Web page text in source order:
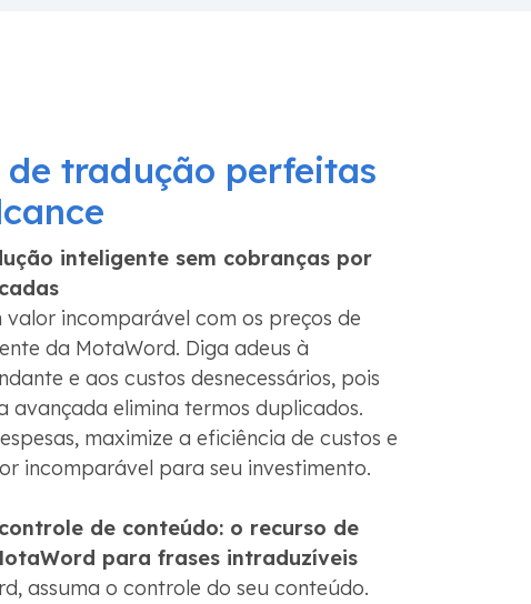
de tradução perfeitas
inteligente sem cobranças por
valor incomparável com os preços de
da MotaWord. Diga adeus à
e aos custos desnecessários, pois
avançada elimina termos duplicados.
maximize a eficiência de custos e
incomparável para seu investimento.
de conteúdo: o recurso de
para frases intraduzíveis
assuma o controle do seu conteúdo.